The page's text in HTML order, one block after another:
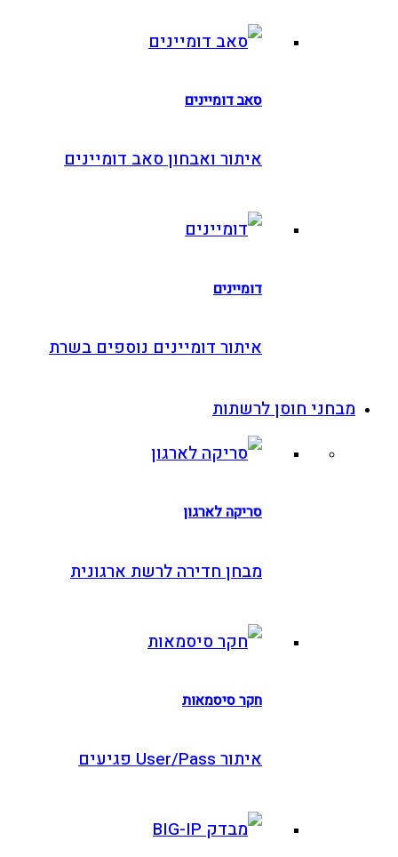
סאב דומיינים
איתור ואבחון סאב דומיינים
דומיינים
איתור דומיינים נוספים בשרת
חוסן לרשתות
סריקה לארגון
מבחן חדירה לרשת ארגונית
חקר סיסמאות